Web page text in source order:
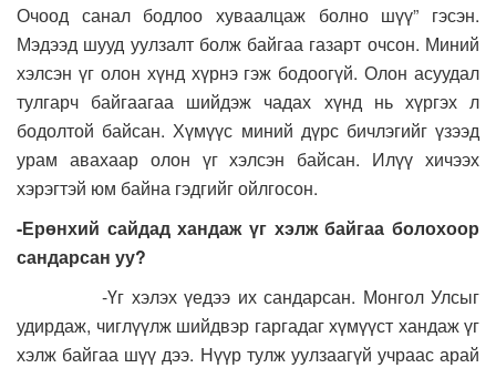
Очоод санал бодлоо хуваалцаж болно шүү” гэсэн.
Мэдээд шууд уулзалт болж байгаа газарт очсон. Миний
хэлсэн үг олон хүнд хүрнэ гэж бодоогүй. Олон асуудал
тулгарч байгаагаа шийдэж чадах хүнд нь хүргэх л
бодолтой байсан. Хүмүүс миний дүрс бичлэгийг үзээд
урам авахаар олон үг хэлсэн байсан. Илүү хичээх
хэрэгтэй юм байна гэдгийг ойлгосон.
-Ерөнхий сайдад хандаж үг хэлж байгаа болохоор
сандарсан уу?
-Үг хэлэх үедээ их сандарсан. Монгол Улсыг
удирдаж, чиглүүлж шийдвэр гаргадаг хүмүүст хандаж үг
хэлж байгаа шүү дээ. Нүүр тулж уулзаагүй учраас арай